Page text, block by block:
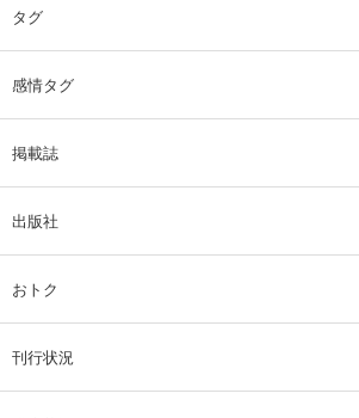
タグ
感情タグ
掲載誌
出版社
おトク
刊行状況